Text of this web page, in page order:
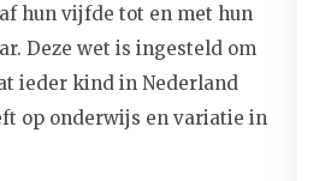
hun vijfde tot en met hun
Deze wet is ingesteld om
ieder kind in Nederland
op onderwijs en variatie in